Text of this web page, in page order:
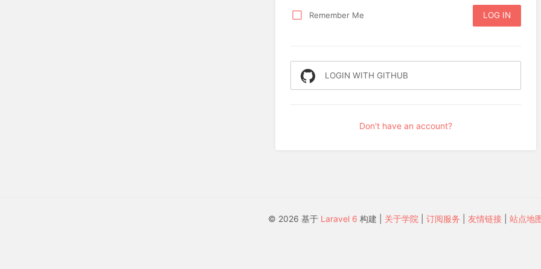
Remember Me LOG IN
LOGIN WITH GITHUB
Don't have an account?
© 2026 基于 Laravel 6 构建 | 关于学院 订阅服务 友情链接 站点地